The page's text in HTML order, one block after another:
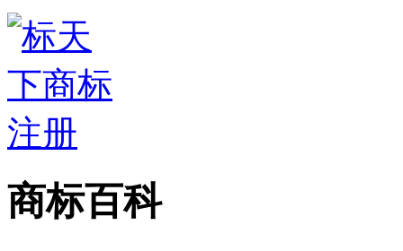
商标百科